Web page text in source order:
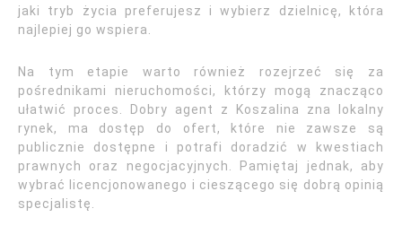
jaki tryb życia preferujesz i wybierz dzielnicę, która
najlepiej go wspiera.
Na tym etapie warto również rozejrzeć się za
pośrednikami nieruchomości, którzy mogą znacząco
ułatwić proces. Dobry agent z Koszalina zna lokalny
rynek, ma dostęp do ofert, które nie zawsze są
publicznie dostępne i potrafi doradzić w kwestiach
prawnych oraz negocjacyjnych. Pamiętaj jednak, aby
wybrać licencjonowanego i cieszącego się dobrą opinią
specjalistę.